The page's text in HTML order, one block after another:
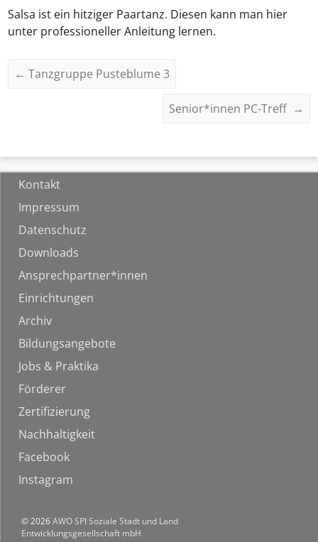
Salsa ist ein hitziger Paartanz. Diesen kann man hier
unter professioneller Anleitung lernen.
← Tanzgruppe Pusteblume 3
Senior*innen PC-Treff →
Kontakt
Impressum
Datenschutz
Downloads
Ansprechpartner*innen
Einrichtungen
Archiv
Bildungsangebote
Jobs & Praktika
Förderer
Zertifizierung
Nachhaltigkeit
Facebook
Instagram
© 2026AWO SPI Soziale Stadt und Land
Entwicklungsgesellschaft mbH